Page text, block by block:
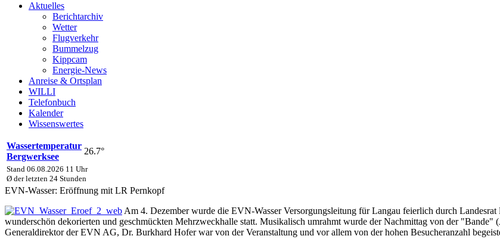
Aktuelles
Berichtarchiv
Wetter
Flugverkehr
Bummelzug
Kippcam
Energie-News
Anreise & Ortsplan
WILLI
Telefonbuch
Kalender
Wissenswertes
Wassertemperatur
Bergwerksee
26.7°
Stand 06.08.2026 11 Uhr
Ø der letzten 24 Stunden
EVN-Wasser: Eröffnung mit LR Pernkopf
Am 4. Dezember wurde die EVN-Wasser Versorgungsleitung für Langau feierlich durch
wunderschön dekorierten und geschmückten Mehrzweckhalle statt. Musikalisch umrahmt wurde der Nachmittag von der "Bande"
Generaldirektor der EVN AG, Dr. Burkhard Hofer war von der Veranstaltung und vor allem von der hohen Besucheranzahl